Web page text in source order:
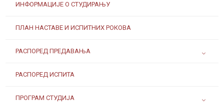
ИНФОРМАЦИЈЕ О СТУДИРАЊУ
ПЛАН НАСТАВЕ И ИСПИТНИХ РОКОВА
РАСПОРЕД ПРЕДАВАЊА
РАСПОРЕД ИСПИТА
ПРОГРАМ СТУДИЈА